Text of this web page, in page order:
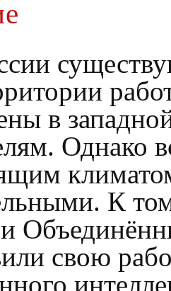
в
Однако
К
свою